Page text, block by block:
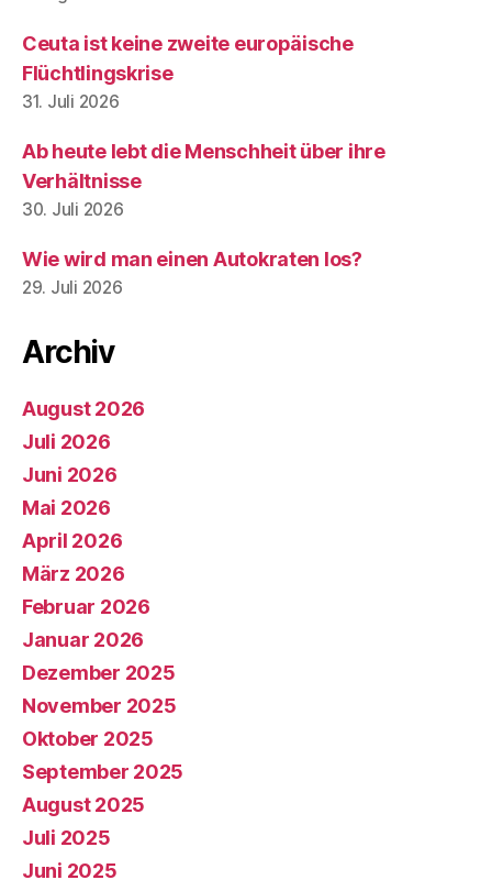
Ceuta ist keine zweite europäische
Flüchtlingskrise
31. Juli 2026
Ab heute lebt die Menschheit über ihre
Verhältnisse
30. Juli 2026
Wie wird man einen Autokraten los?
29. Juli 2026
Archiv
August 2026
Juli 2026
Juni 2026
Mai 2026
April 2026
März 2026
Februar 2026
Januar 2026
Dezember 2025
November 2025
Oktober 2025
September 2025
August 2025
Juli 2025
Juni 2025